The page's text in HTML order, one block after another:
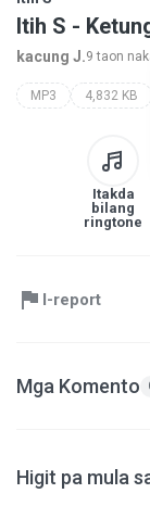
Itih S -
kacung J.9 taon
MP3 4,832 KB
Itakda
bilang
ringtone
I-report
Mga Komento
Higit pa mula